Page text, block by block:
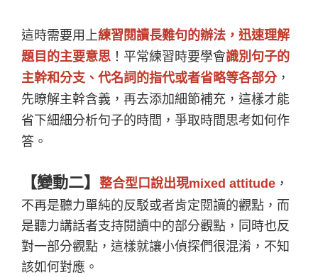
這時需要用上練習閱讀長難句的辦法，迅速理解
題目的主要意思 ！平常練習時要學會識別句子的
主幹和分支、代名詞的指代或者省略等各部分，
先瞭解主幹含義，再去添加細節補充，這樣才能
省下細細分析句子的時間，爭取時間思考如何作
答。
【變動二】 整合型口說出現mixed attitude ，
不再是聽力單純的反駁或者肯定閱讀的觀點，而
是聽力講話者支持閱讀中的部分觀點，同時也反
對一部分觀點，這樣就讓小偵探們很混淆，不知
該如何對應。